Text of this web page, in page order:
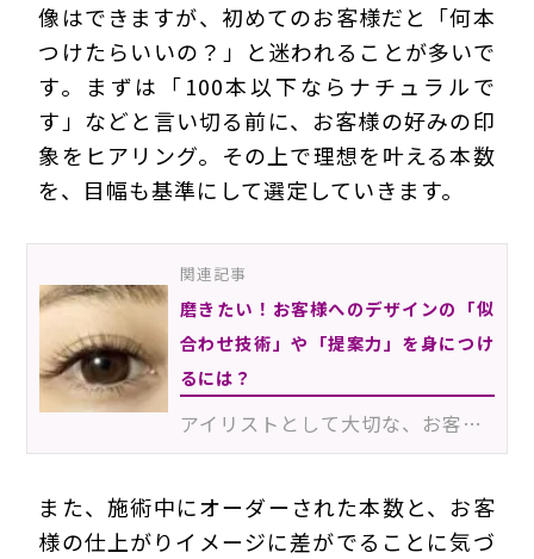
像はできますが、初めてのお客様だと「何本
つけたらいいの？」と迷われることが多いで
す。まずは「100本以下ならナチュラルで
す」などと言い切る前に、お客様の好みの印
象をヒアリング。その上で理想を叶える本数
を、目幅も基準にして選定していきます。
関連記事
磨きたい！お客様へのデザインの「似
合わせ技術」や「提案力」を身につけ
るには？
アイリストとして大切な、お客様への「似合わせ提案」。美容師さんが「似合わせヘア」を日々勉強し続けて…
また、施術中にオーダーされた本数と、お客
様の仕上がりイメージに差がでることに気づ